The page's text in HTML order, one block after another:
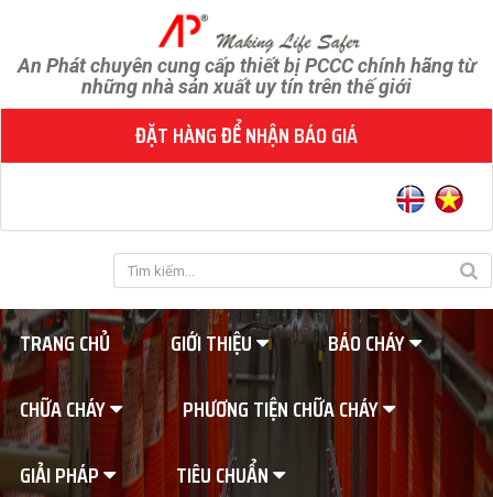
An Phát chuyên cung cấp thiết bị PCCC chính hãng từ
những nhà sản xuất uy tín trên thế giới
ĐẶT HÀNG ĐỂ NHẬN BÁO GIÁ
TRANG CHỦ GIỚI THIỆU
BÁO CHÁY
CHỮA CHÁY
PHƯƠNG TIỆN CHỮA CHÁY
GIẢI PHÁP
TIÊU CHUẨN